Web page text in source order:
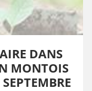
DANS
MONTOIS